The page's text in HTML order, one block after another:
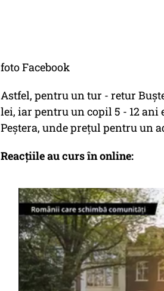
foto Facebook
Astfel, pentru un tur - retur
lei, iar pentru un copil 5 - 12 ani
Peștera, unde prețul pentru un
Reacțiile au curs în online: